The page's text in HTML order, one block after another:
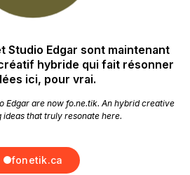
Studio Edgar sont maintenant
hybride qui fait résonner
ici, pour vrai.
Edgar are now fo.ne.tik. An hybrid creative
ideas that truly resonate here.
fonetik.ca